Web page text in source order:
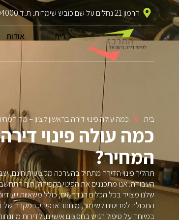
חרמון 21 נחלים על שם כובש שימרית. ת.ד 530904000
בית אודות
בית כמה עולה פינוי דירה בראשון לציון – מה
כמה עולה פינוי
המחיר?
תהליך פינוי הדירה מתחיל בהערכה מקצועית
העבודה. אנו מתכננים את הפינוי בקפידה, תוך
שלנו מצויד בכל הכלים הנדרשים, כולל משאיות
התכולה לפריטים לשימור, מיחזור או פינוי. במקרה של
במיוחד על טיפול רגיש בחפצים אישיים. לדירות